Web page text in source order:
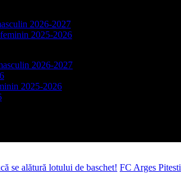
2026-2027
2025-2026
2026-2027
2025-2026
se alătură lotului de baschet! FC Arges Pitesti